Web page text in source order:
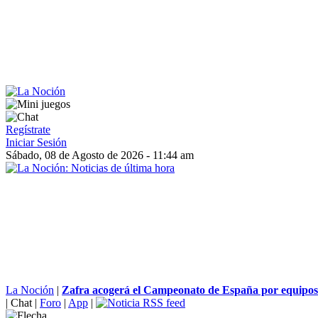
Regístrate
Iniciar Sesión
Sábado, 08 de Agosto de 2026 - 11:44 am
La Noción | Zafra acogerá el Campeonato de España por
| Chat | Foro | App |